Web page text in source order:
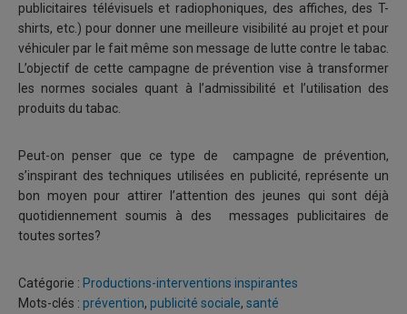
publicitaires télévisuels et radiophoniques, des affiches, des T-
shirts, etc.) pour donner une meilleure visibilité au projet et pour
véhiculer par le fait même son message de lutte contre le tabac.
L’objectif de cette campagne de prévention vise à transformer
les normes sociales quant à l’admissibilité et l’utilisation des
produits du tabac.
Peut-on penser que ce type de campagne de prévention,
s’inspirant des techniques utilisées en publicité, représente un
bon moyen pour attirer l’attention des jeunes qui sont déjà
quotidiennement soumis à des messages publicitaires de
toutes sortes?
Catégorie : Productions-interventions inspirantes
Mots-clés : prévention, publicité sociale, santé